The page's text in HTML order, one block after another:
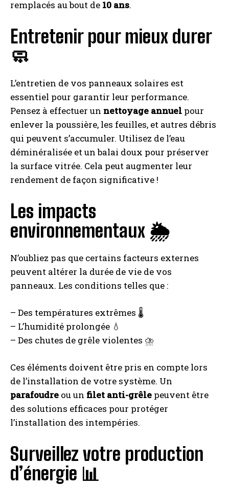
remplacés au bout de 10 ans.
Entretenir pour mieux durer
🧼
L’entretien de vos panneaux solaires est
essentiel pour garantir leur performance.
Pensez à effectuer un nettoyage annuel pour
enlever la poussière, les feuilles, et autres débris
qui peuvent s’accumuler. Utilisez de l’eau
déminéralisée et un balai doux pour préserver
la surface vitrée. Cela peut augmenter leur
rendement de façon significative !
Les impacts
environnementaux 🌦️
N’oubliez pas que certains facteurs externes
peuvent altérer la durée de vie de vos
panneaux. Les conditions telles que :
– Des températures extrêmes 🌡️
– L’humidité prolongée 💧
– Des chutes de grêle violentes ⛈️
Ces éléments doivent être pris en compte lors
de l’installation de votre système. Un
parafoudre ou un filet anti-grêle peuvent être
des solutions efficaces pour protéger
l’installation des intempéries.
Surveillez votre production
d’énergie 📊